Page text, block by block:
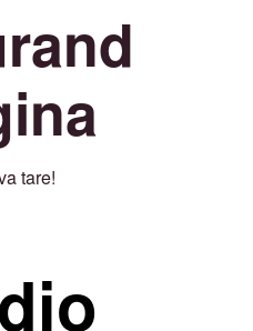
tare!